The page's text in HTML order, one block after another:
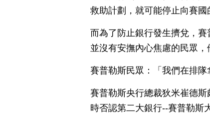
救助計劃，就可能停止向賽國
而為了防止銀行發生擠兌，
並沒有安撫內心焦慮的民眾，
賽普勒斯民眾：「我們在排隊
賽普勒斯央行總裁狄米崔德
時否認第二大銀行--賽普勒斯